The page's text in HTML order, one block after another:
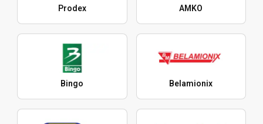
Prodex AMKO
Bingo Belamionix